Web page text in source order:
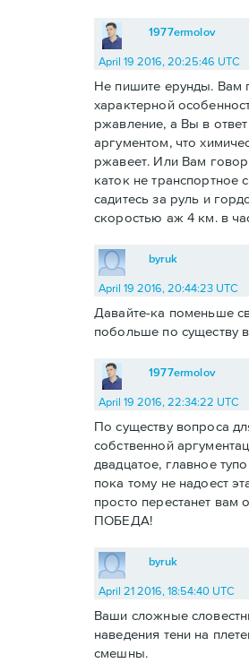
1977ermolov
April 19 2016, 20:25:46 UTC
Не пишите ерунды. Вам
характерной
ржавление, а Вы в
аргументом, что
ржавеет. Или Вам
каток не транспортное
садитесь за руль и
скоростью аж 4 км. в
byruk
April 19 2016, 20:44:23 UTC
Давайте-ка поменьше
побольше по существу
1977ermolov
April 19 2016, 22:34:22 UTC
По существу вопроса
собственной
двадцатое, главное
пока тому не надоест
просто перестанет вам
ПОБЕДА!
byruk
April 21 2016, 18:54:40 UTC
Ваши сложные
наведения тени на
смешны.